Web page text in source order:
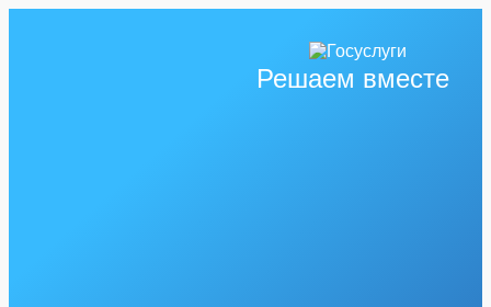
Решаем вместе